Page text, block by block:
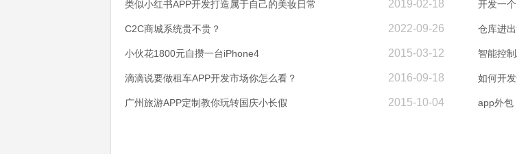
2019-02-18
类似小红书APP开发打造属于自己的美妆日常
2022-09-26
C2C商城系统贵不贵？
2015-03-12
小伙花1800元自攒一台iPhone4
2016-09-18
滴滴说要做租车APP开发市场你怎么看？
2015-10-04
广州旅游APP定制教你玩转国庆小长假
开发一
仓库进
智能控
如何开
app外包